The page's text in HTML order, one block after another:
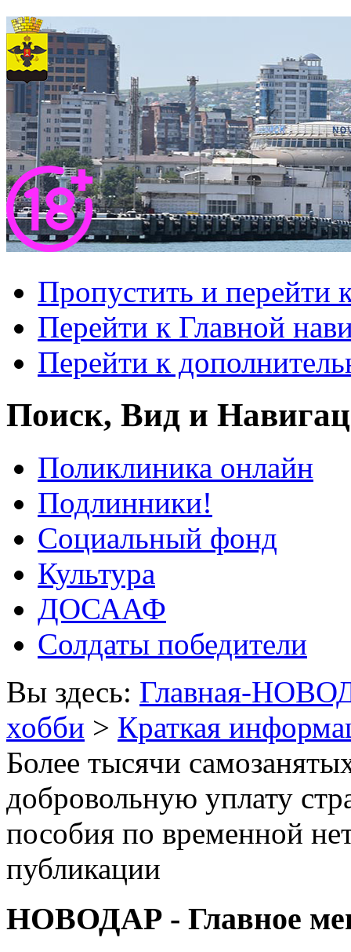
Пропустить и перейти
Перейти к Главной
Перейти к
Поиск, Вид и
Поликлиника онлайн
Подлинники!
Социальный фонд
Культура
ДОСААФ
Солдаты победители
Вы здесь: Главная-
хобби > Краткая
Более тысячи
добровольную уплату
пособия по временной
публикации
НОВОДАР - Главное